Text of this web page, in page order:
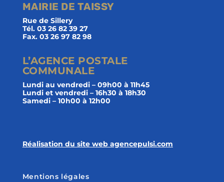
MAIRIE DE TAISSY
Rue de Sillery
Tél. 03 26 82 39 27
Fax. 03 26 97 82 98
L’AGENCE POSTALE
COMMUNALE
Lundi au vendredi – 09h00 à 11h45
Lundi et vendredi – 16h30 à 18h30
Samedi – 10h00 à 12h00
Réalisation du site web agencepulsi.com
Mentions légales